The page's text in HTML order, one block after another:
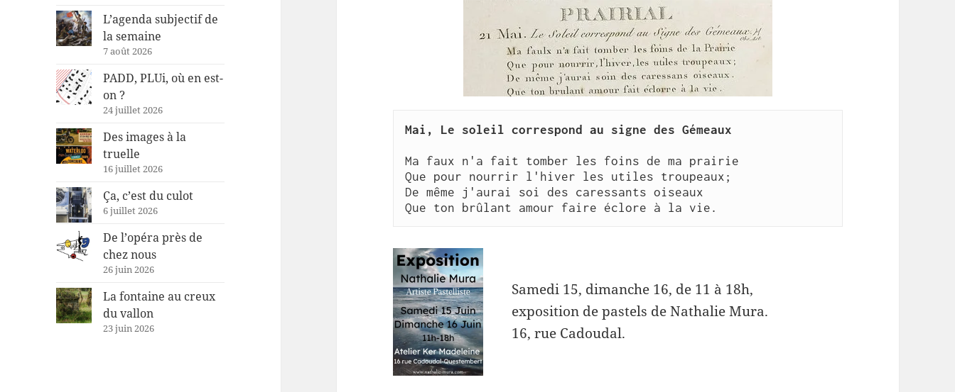
L’agenda subjectif de
la semaine
7 août 2026
PADD, PLUi, où en est-
on ?
24 juillet 2026
Des images à la
truelle
16 juillet 2026
Ça, c’est du culot
6 juillet 2026
De l’opéra près de
chez nous
26 juin 2026
La fontaine au creux
du vallon
23 juin 2026
Mai, Le soleil correspond au signe des Gémeaux
Ma faux n'a fait tomber les foins de ma prairie
Que pour nourrir l'hiver les utiles troupeaux;
De même j'aurai soi des caressants oiseaux
Que ton brûlant amour faire éclore à la vie.
Samedi 15, dimanche 16, de 11 à 18h,
exposition de pastels de Nathalie Mura.
16, rue Cadoudal.